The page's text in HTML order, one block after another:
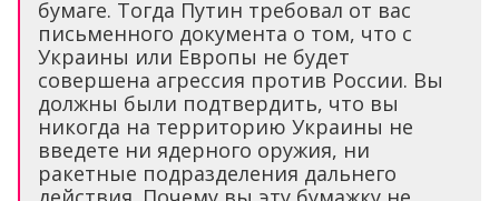
бумаге. Тогда Путин требовал от вас
письменного документа о том, что с
Украины или Европы не будет
совершена агрессия против России. Вы
должны были подтвердить, что вы
никогда на территорию Украины не
введете ни ядерного оружия, ни
ракетные подразделения дальнего